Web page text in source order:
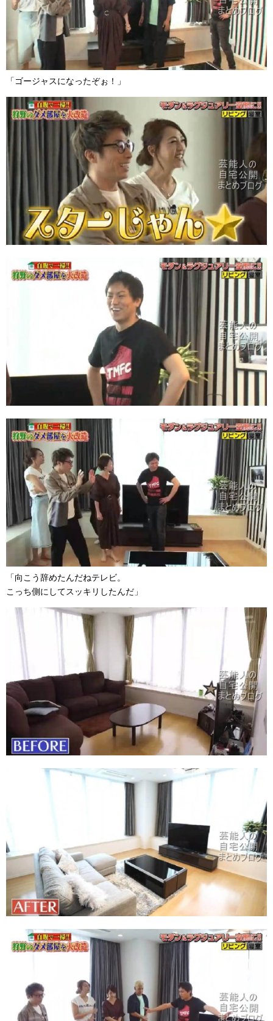
「ゴージャスになったぞぉ！」
「向こう辞めたんだねテレビ。
こっち側にしてスッキリしたんだ」